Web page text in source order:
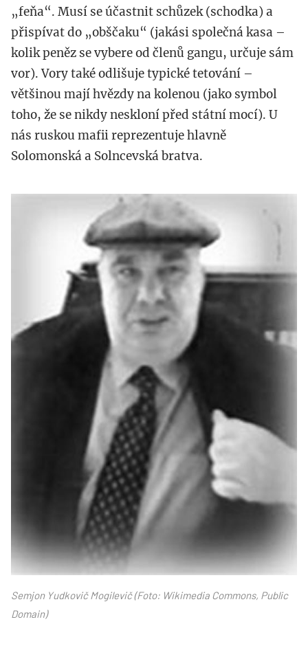
„feňa“. Musí se účastnit schůzek (schodka) a
přispívat do „obščaku“ (jakási společná kasa –
kolik peněz se vybere od členů gangu, určuje sám
vor). Vory také odlišuje typické tetování –
většinou mají hvězdy na kolenou (jako symbol
toho, že se nikdy neskloní před státní mocí). U
nás ruskou mafii reprezentuje hlavně
Solomonská a Solncevská bratva.
semion_mogilevich.jpg
Semjon Yudkovič Mogilevič (Foto: Wikimedia Commons, Public
Domain)